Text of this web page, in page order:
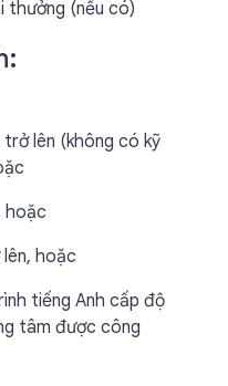
thưởng (nếu có)
trở lên (không có kỹ
hoặc
hoặc
tiếng Anh cấp độ
tâm được công